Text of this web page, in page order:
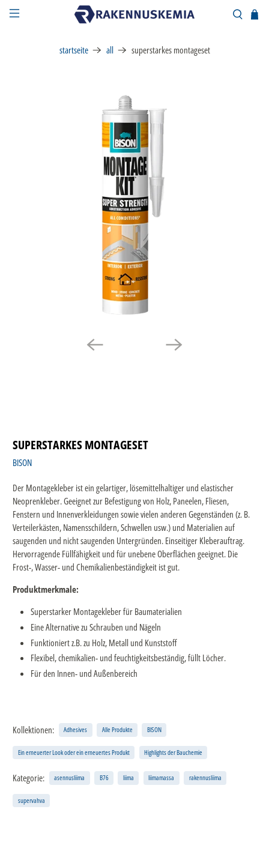
startseite all superstarkes montageset
SUPERSTARKES MONTAGESET
BISON
Der Montagekleber ist ein gelartiger, lösemittelhaltiger und elastischer
Neoprenkleber. Geeignet zur Befestigung von Holz, Paneelen, Fliesen,
Fenstern und Innenverkleidungen sowie vielen anderen Gegenständen (z. B.
Verteilerkästen, Namensschildern, Schwellen usw.) und Materialien auf
saugenden und nicht saugenden Untergründen. Einseitiger Kleberauftrag.
Hervorragende Füllfähigkeit und für unebene Oberflächen geeignet. Die
Frost-, Wasser- und Chemikalienbeständigkeit ist gut.
Produktmerkmale:
Superstarker Montagekleber für Baumaterialien
Eine Alternative zu Schrauben und Nägeln
Funktioniert z.B. zu Holz, Metall und Kunststoff
Flexibel, chemikalien- und feuchtigkeitsbeständig, füllt Löcher.
Für den Innen- und Außenbereich
Kollektionen: Adhesives Alle Produkte BISON
Ein erneuerter Look oder ein erneuertes Produkt Highlights der Bauchemie
Kategorie: asennusliima B76 liima liimamassa rakennusliima
supervahva